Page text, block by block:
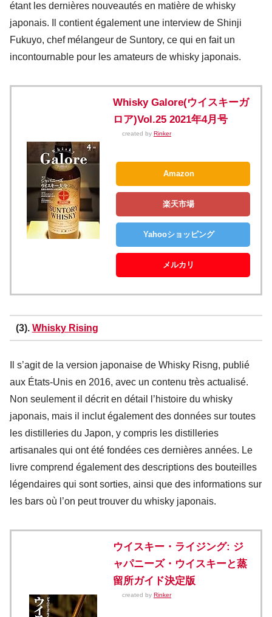
étant les dernières nouveautés en matière de whisky
japonais. Il contient également une interview de Shinji
Fukuyo, chef mélangeur de Suntory, ce qui en fait un
incontournable pour les amateurs de whisky japonais.
Whisky Galore(ウイスキーガ
ロア)Vol.25 2021年4月号
created by Rinker
Amazon
楽天市場
Yahooショッピング
メルカリ
(3). Whisky Rising
Il s’agit de la version japonaise de Whisky Risng, publié
aux États-Unis en 2016, avec un contenu très actualisé.
Non seulement il décrit en détail l’histoire du whisky
japonais, mais il inclut également des données sur toutes
les distilleries du Japon, y compris les distilleries
artisanales qui ont été fondées ces dernières années. Le
livre comprend également des descriptions des bouteilles
légendaires qui sont sorties, ainsi que des informations sur
les bars où l’on peut trouver du whisky japonais.
ウイスキー・ライジング: ジ
ャパニーズ・ウイスキーと蒸
留所ガイド決定版
created by Rinker